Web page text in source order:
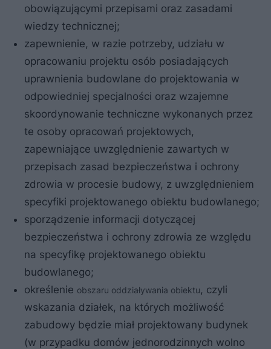
obowiązującymi przepisami oraz zasadami
wiedzy technicznej;
zapewnienie, w razie potrzeby, udziału w
opracowaniu projektu osób posiadających
uprawnienia budowlane do projektowania w
odpowiedniej specjalności oraz wzajemne
skoordynowanie techniczne wykonanych przez
te osoby opracowań projektowych,
zapewniające uwzględnienie zawartych w
przepisach zasad bezpieczeństwa i ochrony
zdrowia w procesie budowy, z uwzględnieniem
specyfiki projektowanego obiektu budowlanego;
sporządzenie informacji dotyczącej
bezpieczeństwa i ochrony zdrowia ze względu
na specyfikę projektowanego obiektu
budowlanego;
określenie obszaru oddziaływania obiektu, czyli
wskazania działek, na których możliwość
zabudowy będzie miał projektowany budynek
(w przypadku domów jednorodzinnych wolno